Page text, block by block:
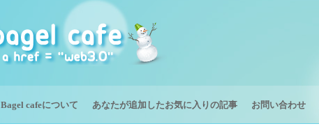
Bagel cafeについて あなたが追加したお気に入りの記事 お問い合わせ